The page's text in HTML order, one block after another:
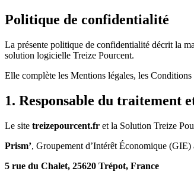
Politique de confidentialité
La présente politique de confidentialité décrit la
solution logicielle Treize Pourcent.
Elle complète les Mentions légales, les
1. Responsable du traitement
Le site treizepourcent.fr et la Solution Treize
Prism’, Groupement d’Intérêt Économique (GIE)
5 rue du Chalet, 25620 Trépot, France